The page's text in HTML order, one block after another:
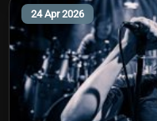
24 Apr 2026